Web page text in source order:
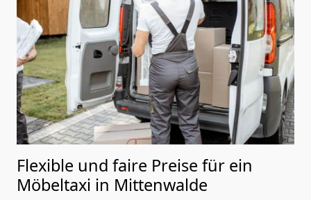
Flexible und faire Preise für ein
Möbeltaxi in Mittenwalde